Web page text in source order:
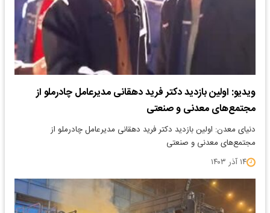
ویدیو: اولین بازدید دکتر فرید دهقانی مدیرعامل چادرملو از
مجتمع‌های معدنی و صنعتی
دنیای معدن: اولین بازدید دکتر فرید دهقانی مدیرعامل چادرملو از
مجتمع‌های معدنی و صنعتی
۱۴ آذر ۱۴۰۳